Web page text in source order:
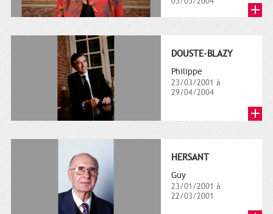
DOUSTE-BLAZY
Philippe
23/03/2001 à
29/04/2004
HERSANT
Guy
23/01/2001 à
22/03/2001